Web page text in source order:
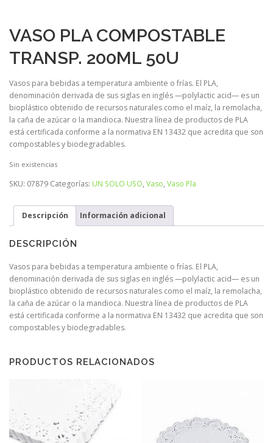
VASO PLA COMPOSTABLE
TRANSP. 200ML 50U
Vasos para bebidas a temperatura ambiente o frías. El PLA,
denominación derivada de sus siglas en inglés —polylactic acid— es un
bioplástico obtenido de recursos naturales como el maíz, la remolacha,
la caña de azúcar o la mandioca. Nuestra línea de productos de PLA
está certificada conforme a la normativa EN 13432 que acredita que son
compostables y biodegradables.
Sin existencias
SKU: 07879 Categorías: UN SOLO USO, Vaso, Vaso Pla
Descripción Información adicional
DESCRIPCIÓN
Vasos para bebidas a temperatura ambiente o frías. El PLA,
denominación derivada de sus siglas en inglés —polylactic acid— es un
bioplástico obtenido de recursos naturales como el maíz, la remolacha,
la caña de azúcar o la mandioca. Nuestra línea de productos de PLA
está certificada conforme a la normativa EN 13432 que acredita que son
compostables y biodegradables.
PRODUCTOS RELACIONADOS